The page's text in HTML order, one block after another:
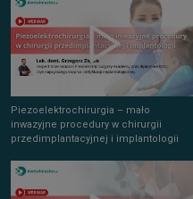
Piezoelektrochirurgia – mało
inwazyjne procedury w chirurgii
przedimplantacyjnej i implantologii